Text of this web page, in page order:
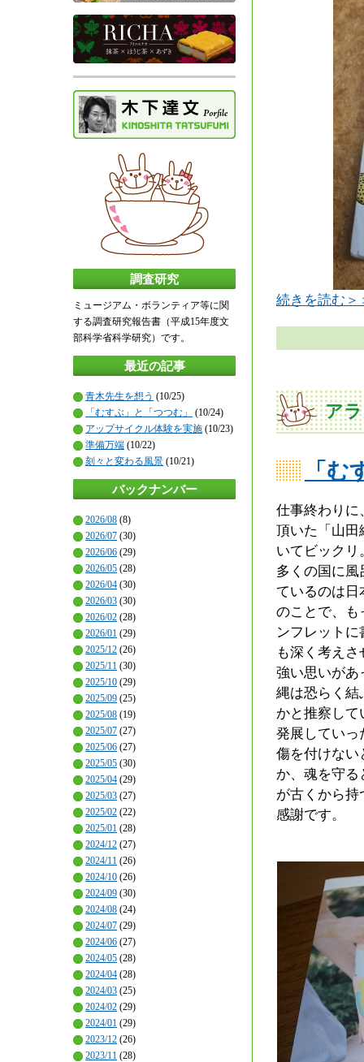
調査研究
ミュージアム・ボランティア等に関
する調査研究報告書（平成15年度文
部科学省科学研究）です。
最近の記事
青木先生を想う (10/25)
「むすぶ」と「つつむ」
(10/24)
アップサイクル体験を実施 (10/23)
準備万端 (10/22)
刻々と変わる風景 (10/21)
バックナンバー
2026/08 (8)
2026/07 (30)
2026/06 (29)
2026/05 (28)
2026/04 (30)
2026/03 (30)
2026/02 (28)
2026/01 (29)
2025/12 (26)
2025/11 (30)
2025/10 (29)
2025/09 (25)
2025/08 (19)
2025/07 (27)
2025/06 (27)
2025/05 (30)
2025/04 (29)
2025/03 (27)
2025/02 (22)
2025/01 (28)
2024/12 (27)
2024/11 (26)
2024/10 (26)
2024/09 (30)
2024/08 (24)
2024/07 (29)
2024/06 (27)
2024/05 (28)
2024/04 (28)
2024/03 (25)
2024/02 (29)
2024/01 (29)
2023/12 (26)
2023/11 (28)
続きを読む＞
ア
「
仕事終わりに
頂いた「山田
いてビックリ
多くの国に
ているのは
のことで、も
ンフレット
も深く考え
強い思いがあ
縄は恐らく結
かと推察し
発展していっ
傷を付けない
か、魂を守
が古くから
感謝です。